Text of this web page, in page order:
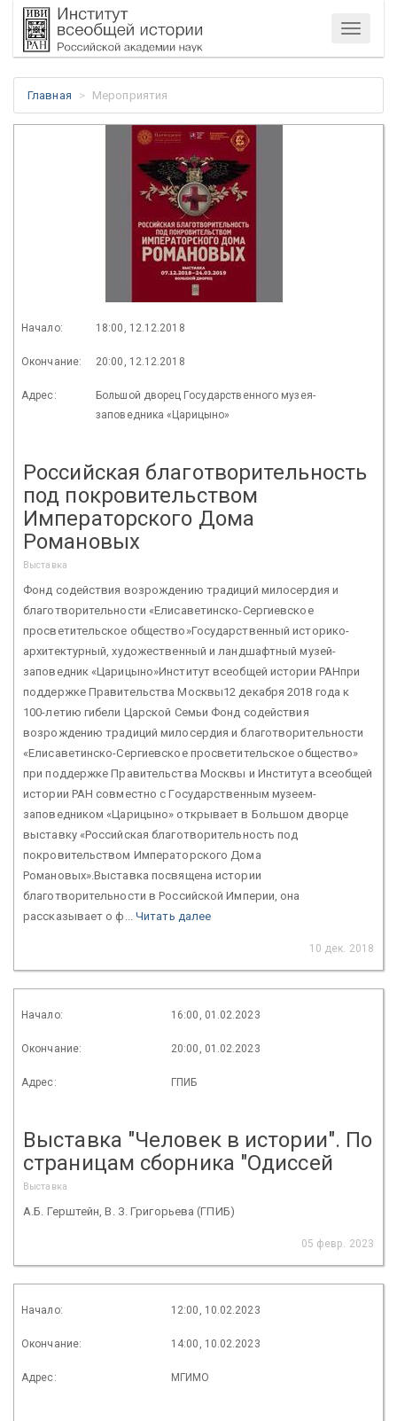
Меню
Главная Мероприятия
Начало: 18:00, 12.12.2018
Окончание: 20:00, 12.12.2018
Адрес:
Большой дворец Государственного музея-
заповедника «Царицыно»
Российская благотворительность
под покровительством
Императорского Дома
Романовых
Выставка
Фонд содействия возрождению традиций милосердия и
благотворительности «Елисаветинско-Сергиевское
просветительское общество»Государственный историко-
архитектурный, художественный и ландшафтный музей-
заповедник «Царицыно»Институт всеобщей истории РАНпри
поддержке Правительства Москвы12 декабря 2018 года к
100-летию гибели Царской Семьи Фонд содействия
возрождению традиций милосердия и благотворительности
«Елисаветинско-Сергиевское просветительское общество»
при поддержке Правительства Москвы и Института всеобщей
истории РАН совместно с Государственным музеем-
заповедником «Царицыно» открывает в Большом дворце
выставку «Российская благотворительность под
покровительством Императорского Дома
Романовых».Выставка посвящена истории
благотворительности в Российской Империи, она
рассказывает о ф... Читать далее
10 дек. 2018
Начало: 16:00, 01.02.2023
Окончание: 20:00, 01.02.2023
Адрес: ГПИБ
Выставка "Человек в истории". По
страницам сборника "Одиссей
Выставка
А.Б. Герштейн, В. З. Григорьева (ГПИБ)
05 февр. 2023
Начало: 12:00, 10.02.2023
Окончание: 14:00, 10.02.2023
Адрес: МГИМО